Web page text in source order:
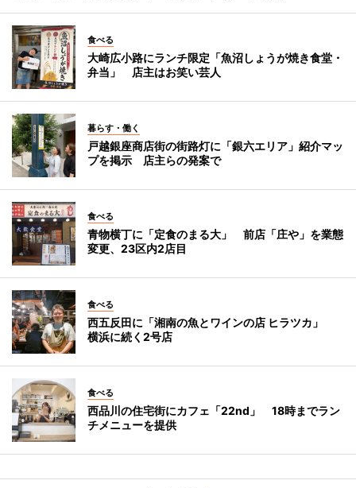
食べる
大崎広小路にランチ限定「魚沼しょうが焼き食堂・
弁当」 店主はお笑い芸人
暮らす・働く
戸越銀座商店街の街路灯に「銀六エリア」紹介マッ
プを掲示 店主らの発案で
食べる
青物横丁に「定食のまる大」 前店「庄や」を業態
変更、23区内2店目
食べる
西五反田に「湘南の魚とワインの店 ヒラツカ」
横浜に続く2号店
食べる
西品川の住宅街にカフェ「22nd」 18時までラン
チメニューを提供